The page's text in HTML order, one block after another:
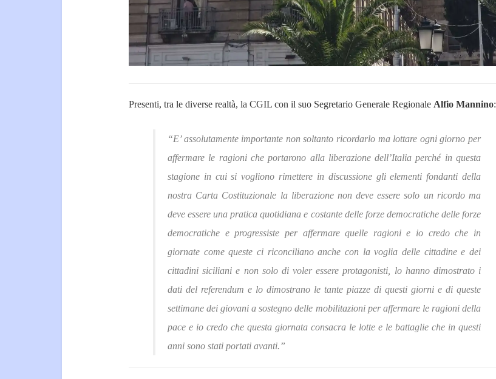
Presenti, tra le diverse realtà, la CGIL con il suo Segretario Generale Regionale Alfio Mannino:
“E’ assolutamente importante non soltanto ricordarlo ma lottare ogni giorno per
affermare le ragioni che portarono alla liberazione dell’Italia perché in questa
stagione in cui si vogliono rimettere in discussione gli elementi fondanti della
nostra Carta Costituzionale la liberazione non deve essere solo un ricordo ma
deve essere una pratica quotidiana e costante delle forze democratiche delle forze
democratiche e progressiste per affermare quelle ragioni e io credo che in
giornate come queste ci riconciliano anche con la voglia delle cittadine e dei
cittadini siciliani e non solo di voler essere protagonisti, lo hanno dimostrato i
dati del referendum e lo dimostrano le tante piazze di questi giorni e di queste
settimane dei giovani a sostegno delle mobilitazioni per affermare le ragioni della
pace e io credo che questa giornata consacra le lotte e le battaglie che in questi
anni sono stati portati avanti.”